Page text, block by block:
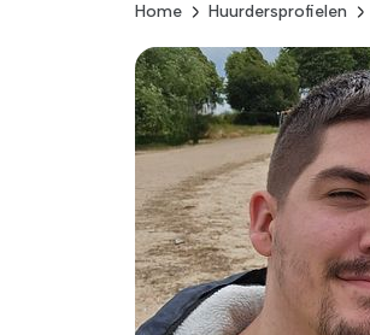
Home Huurdersprofielen